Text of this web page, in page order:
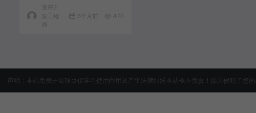
资深开
发工程
6个月前 470
声明：本站免费开源项目仅学习使用商用及产生法律纠纷本站概不负责！如果侵犯了